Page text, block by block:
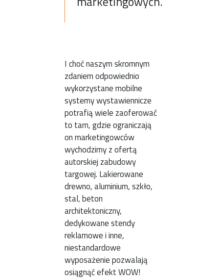
I choć naszym skromnym
zdaniem odpowiednio
wykorzystane mobilne
systemy wystawiennicze
potrafią wiele zaoferować
to tam, gdzie ograniczają
on marketingowców
wychodzimy z ofertą
autorskiej zabudowy
targowej. Lakierowane
drewno, aluminium, szkło,
stal, beton
architektoniczny,
dedykowane stendy
reklamowe i inne,
niestandardowe
wyposażenie pozwalają
osiągnąć efekt WOW!